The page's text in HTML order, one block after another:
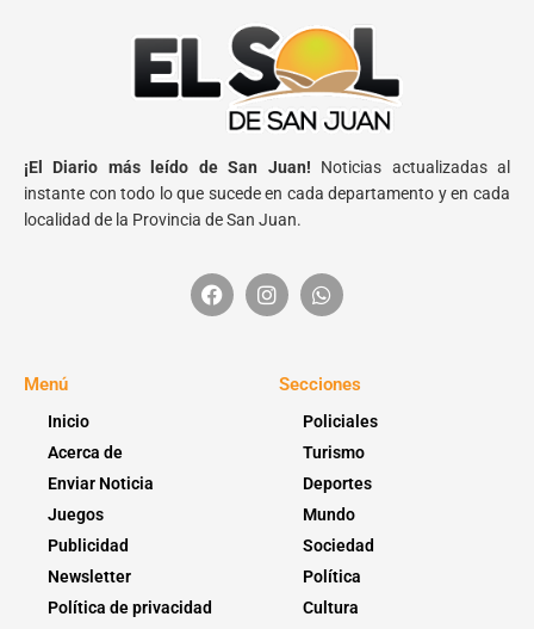
¡El Diario más leído de San Juan! Noticias actualizadas al
instante con todo lo que sucede en cada departamento y en cada
localidad de la Provincia de San Juan.
Menú
Inicio
Acerca de
Enviar Noticia
Juegos
Publicidad
Newsletter
Política de privacidad
Secciones
Policiales
Turismo
Deportes
Mundo
Sociedad
Política
Cultura